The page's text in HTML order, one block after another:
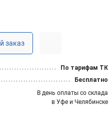
заказ
По тарифам ТК
Бесплатно
В день оплаты со склада
в Уфе и Челябинске